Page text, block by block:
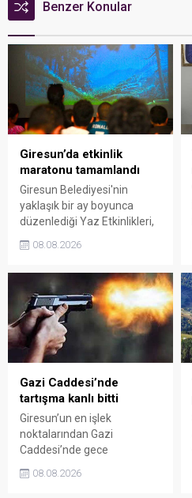
Benzer Konular
Giresun’da etkinlik
maratonu tamamlandı
Giresun Belediyesi'nin
yaklaşık bir ay boyunca
düzenlediği Yaz Etkinlikleri,
sanat ve eğlenceyle
organizasyonun ardından
Kadın El Emeği Pazarı'nın
süresi de 16 Ağustos'a
kadar uzatıldı.
08.08.2026
Gazi Caddesi’nde
tartışma kanlı bitti
Giresun’un en işlek
noktalarından Gazi
Caddesi’nde gece
kavgada A.E. ayağından
08.08.2026